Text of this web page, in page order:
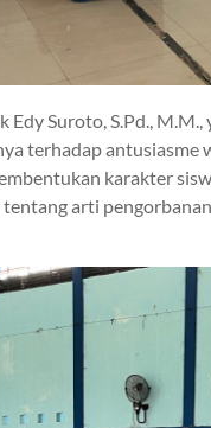
Edy Suroto, S.Pd.,
terhadap
karakter
arti